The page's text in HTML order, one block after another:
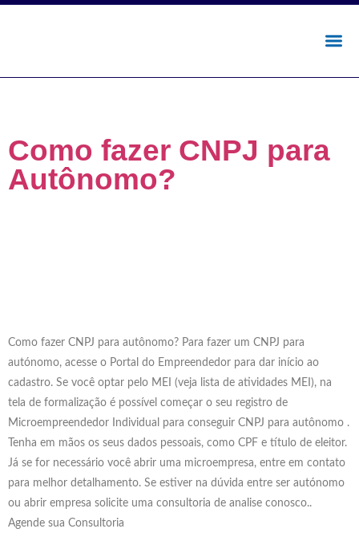
Como fazer CNPJ para
Autônomo?
Como fazer CNPJ para autônomo? Para fazer um CNPJ para
autónomo, acesse o Portal do Empreendedor para dar início ao
cadastro. Se você optar pelo MEI (veja lista de atividades MEI), na
tela de formalização é possível começar o seu registro de
Microempreendedor Individual para conseguir CNPJ para autônomo .
Tenha em mãos os seus dados pessoais, como CPF e título de eleitor.
Já se for necessário você abrir uma microempresa, entre em contato
para melhor detalhamento. Se estiver na dúvida entre ser autónomo
ou abrir empresa solicite uma consultoria de analise conosco..
Agende sua Consultoria